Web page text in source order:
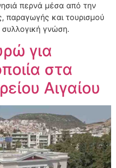
περνά μέσα από την
παραγωγής και τουρισμού
γνώση.
για
στα
Αιγαίου